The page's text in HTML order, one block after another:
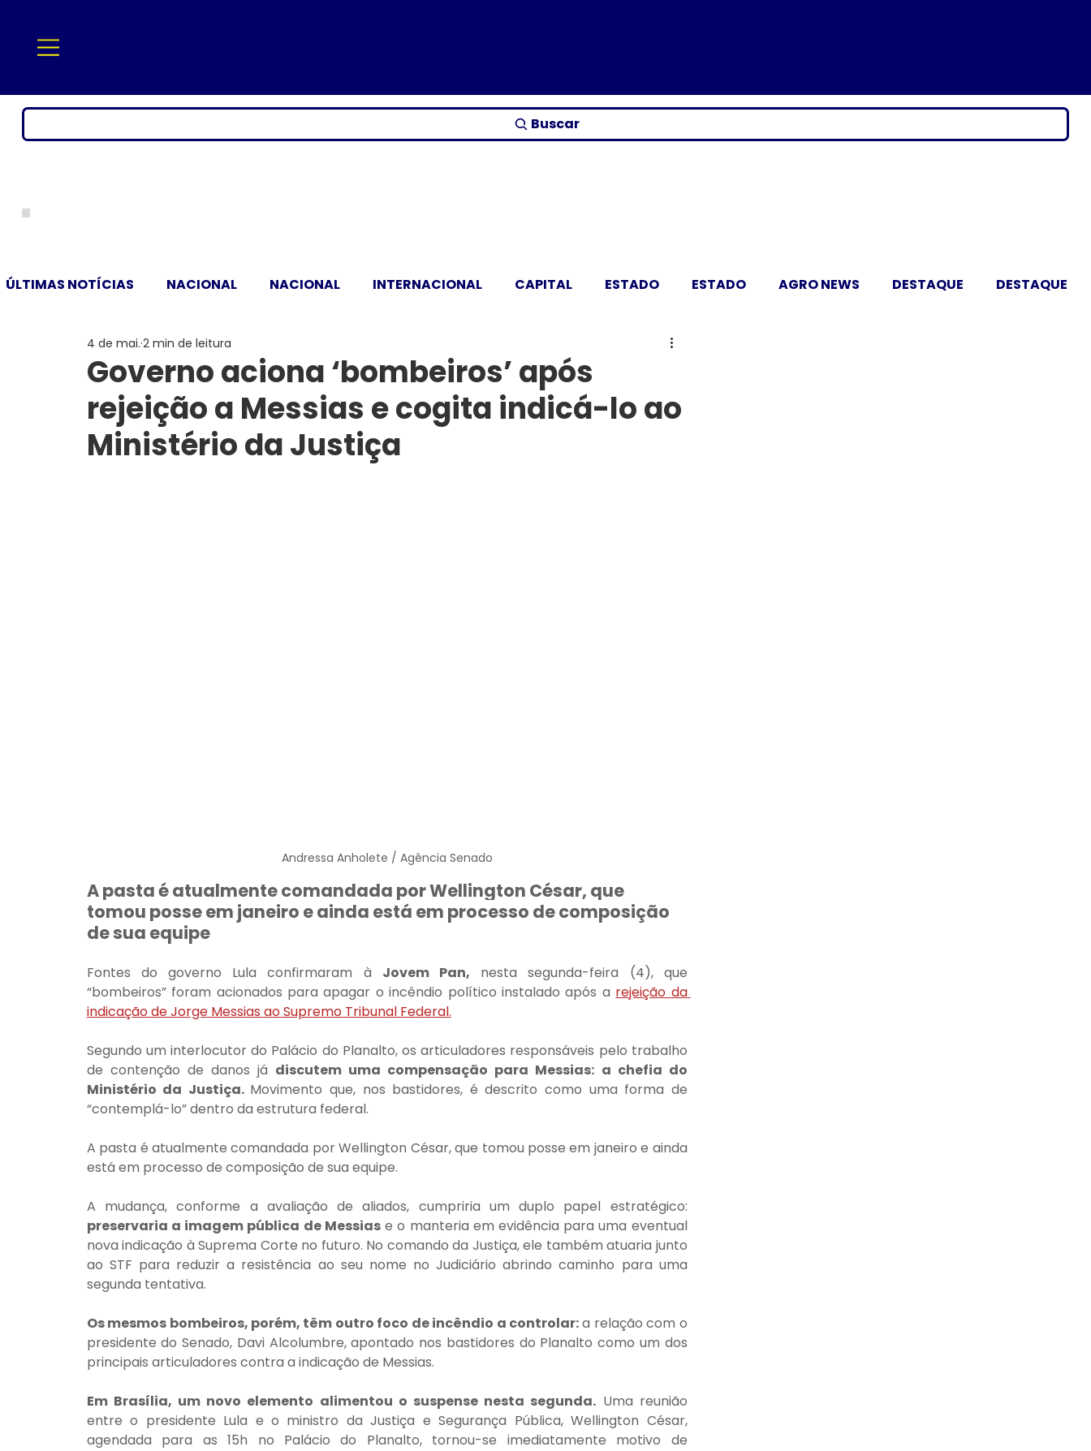
Buscar
ÚLTIMAS NOTÍCIAS NACIONAL NACIONAL INTERNACIONAL CAPITAL ESTADO ESTADO AGRO NEWS DESTAQUE DESTAQUE
Governo aciona ‘bombeiros’ após
rejeição a Messias e cogita indicá-lo ao
Ministério da Justiça
4 de mai. 2 min de leitura
Andressa Anholete / Agência Senado
A pasta é atualmente comandada por Wellington César, que
tomou posse em janeiro e ainda está em processo de composição
de sua equipe
Fontes do governo Lula confirmaram à Jovem Pan, nesta segunda-feira (4), que
“bombeiros” foram acionados para apagar o incêndio político instalado após a rejeição da
indicação de Jorge Messias ao Supremo Tribunal Federal.
Segundo um interlocutor do Palácio do Planalto, os articuladores responsáveis pelo trabalho
de contenção de danos já discutem uma compensação para Messias: a chefia do
Ministério da Justiça. Movimento que, nos bastidores, é descrito como uma forma de
“contemplá-lo” dentro da estrutura federal.
A pasta é atualmente comandada por Wellington César, que tomou posse em janeiro e ainda
está em processo de composição de sua equipe.
preservaria a imagem pública de Messias e o manteria em evidência para uma eventual
nova indicação à Suprema Corte no futuro. No comando da Justiça, ele também atuaria junto
ao STF para reduzir a resistência ao seu nome no Judiciário abrindo caminho para uma
segunda tentativa.
Os mesmos bombeiros, porém, têm outro foco de incêndio a controlar: a relação com o
presidente do Senado, Davi Alcolumbre, apontado nos bastidores do Planalto como um dos
principais articuladores contra a indicação de Messias.
Em Brasília, um novo elemento alimentou o suspense nesta segunda. Uma reunião
entre o presidente Lula e o ministro da Justiça e Segurança Pública, Wellington César,
agendada para as 15h no Palácio do Planalto, tornou-se imediatamente motivo de